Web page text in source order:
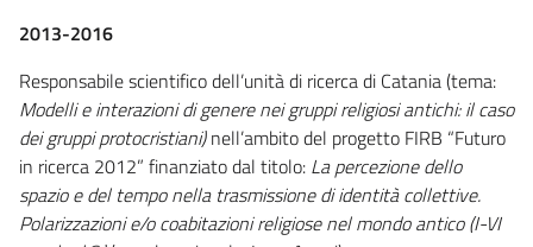
2013-2016
Responsabile scientifico dell’unità di ricerca di Catania (tema:
Modelli e interazioni di genere nei gruppi religiosi antichi: il caso
dei gruppi protocristiani)nell’ambito del progetto FIRB “Futuro
in ricerca 2012” finanziato dal titolo: La percezione dello
spazio e del tempo nella trasmissione di identità collettive.
Polarizzazioni e/o coabitazioni religiose nel mondo antico (I-VI